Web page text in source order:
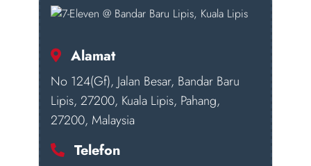
Alamat
No 124(Gf), Jalan Besar, Bandar Baru
Lipis, 27200, Kuala Lipis, Pahang,
27200, Malaysia
Telefon